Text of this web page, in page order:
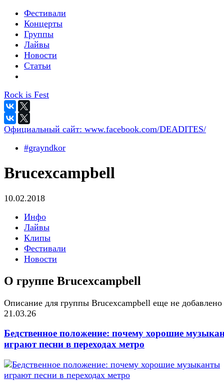
Фестивали
Концерты
Группы
Лайвы
Новости
Статьи
Rock is Fest
Официальный сайт: www.facebook.com/DEADITES/
#grayndkor
Brucexcampbell
10.02.2018
Инфо
Лайвы
Клипы
Фестивали
Новости
О группе Brucexcampbell
Описание для группы Brucexcampbell еще не добавлено
21.03.26
Бедственное положение: почему хорошие
играют песни в переходах метро